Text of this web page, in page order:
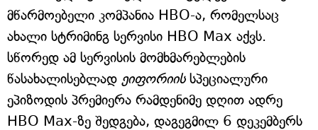
მწარმოებელი კომპანია HBO-ა, რომელსაც
ახალი სტრიმინგ სერვისი HBO Max აქვს.
სწორედ ამ სერვისის მომხმარებლების
წასახალისებლად ეიფორიისსპეციალური
ეპიზოდის პრემიერა რამდენიმე დღით ადრე
HBO Max-ზე შედგება, დაგეგმილ 6 დეკემბერს